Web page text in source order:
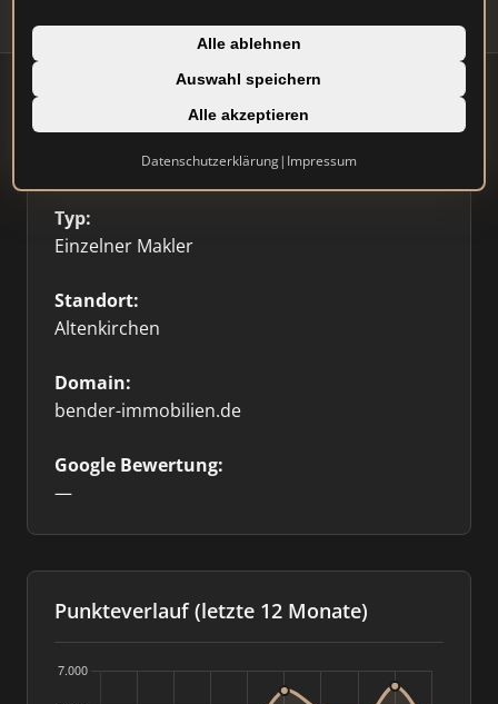
Alle ablehnen
Auswahl speichern
Alle akzeptieren
Datenschutzerklärung| Impressum
Firmenprofil ⭐ Etabliert
Typ:
Einzelner Makler
Standort:
Altenkirchen
Domain:
bender-immobilien.de
Google Bewertung:
—
Punkteverlauf (letzte 12 Monate)